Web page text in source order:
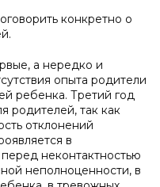
конкретно о
а нередко и
опыта родители
ребенка. Третий год
родителей, так как
отклонений
в
неконтактностью
неполноценности, в